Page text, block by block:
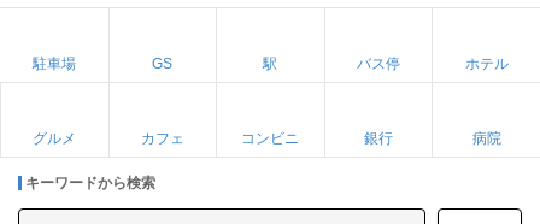
駐車場 GS 駅 バス停 ホテル
グルメ カフェ コンビニ 銀行 病院
キーワードから検索